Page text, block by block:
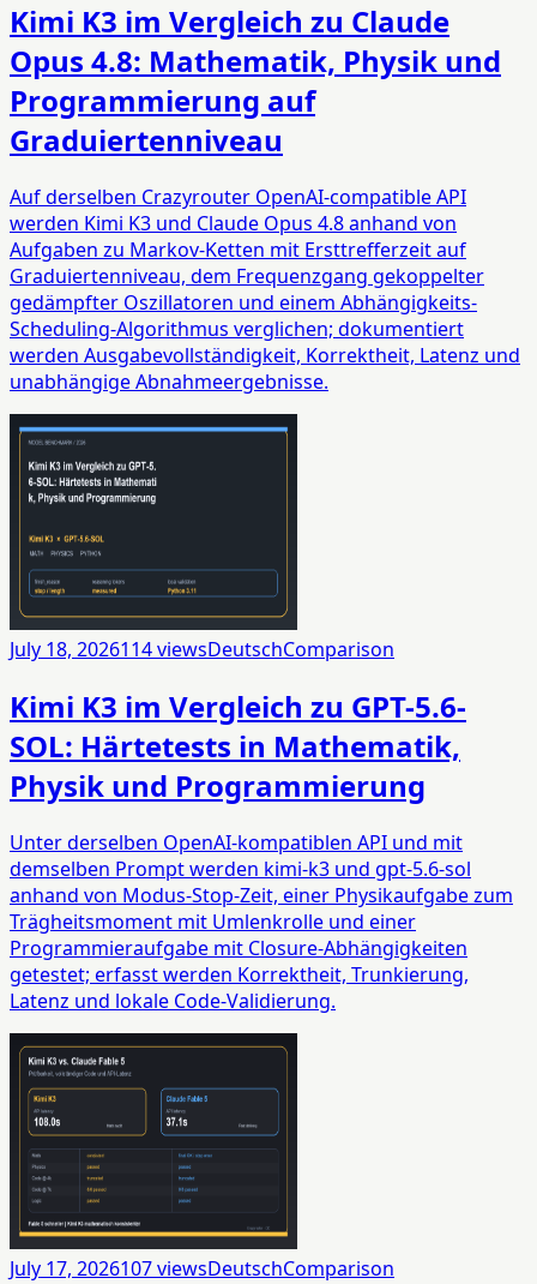
Kimi K3 im Vergleich zu Claude
Opus 4.8: Mathematik, Physik und
Programmierung auf
Graduiertenniveau
Auf derselben Crazyrouter OpenAI-compatible API
werden Kimi K3 und Claude Opus 4.8 anhand von
Aufgaben zu Markov-Ketten mit Ersttrefferzeit auf
Graduiertenniveau, dem Frequenzgang gekoppelter
gedämpfter Oszillatoren und einem Abhängigkeits-
Scheduling-Algorithmus verglichen; dokumentiert
werden Ausgabevollständigkeit, Korrektheit, Latenz und
unabhängige Abnahmeergebnisse.
July 18, 2026114viewsDeutschComparison
Kimi K3 im Vergleich zu GPT-5.6-
SOL: Härtetests in Mathematik,
Physik und Programmierung
Unter derselben OpenAI-kompatiblen API und mit
demselben Prompt werden kimi-k3 und gpt-5.6-sol
anhand von Modus-Stop-Zeit, einer Physikaufgabe zum
Trägheitsmoment mit Umlenkrolle und einer
Programmieraufgabe mit Closure-Abhängigkeiten
getestet; erfasst werden Korrektheit, Trunkierung,
Latenz und lokale Code-Validierung.
July 17, 2026107viewsDeutschComparison